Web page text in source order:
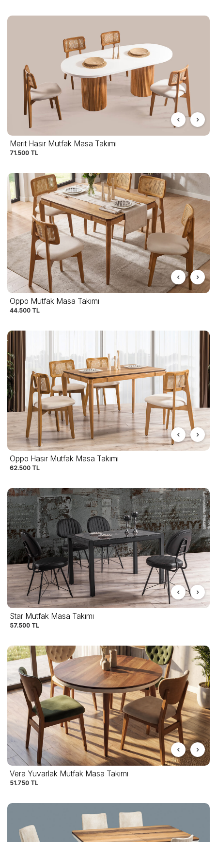
Merit Hasır Mutfak Masa Takımı
71.500 TL
Oppo Mutfak Masa Takımı
44.500 TL
Oppo Hasır Mutfak Masa Takımı
62.500 TL
Star Mutfak Masa Takımı
57.500 TL
Vera Yuvarlak Mutfak Masa Takımı
51.750 TL